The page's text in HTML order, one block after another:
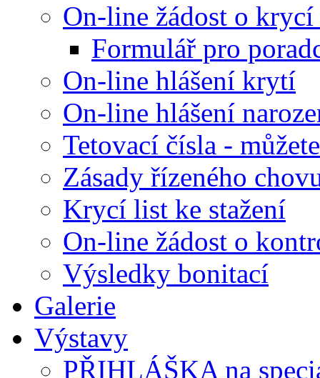
On-line žádost o
Formulář pro
On-line hlášení krytí
On-line hlášení
Tetovací čísla -
Zásady řízeného
Krycí list ke stažení
On-line žádost o
Výsledky bonitací
Galerie
Výstavy
PŘIHLÁŠKA na